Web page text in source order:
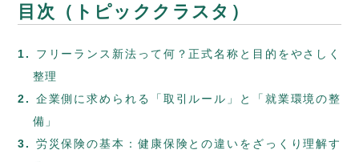
目次（トピッククラスタ）
フリーランス新法って何？正式名称と目的をやさしく
整理
企業側に求められる「取引ルール」と「就業環境の整
備」
労災保険の基本：健康保険との違いをざっくり理解す